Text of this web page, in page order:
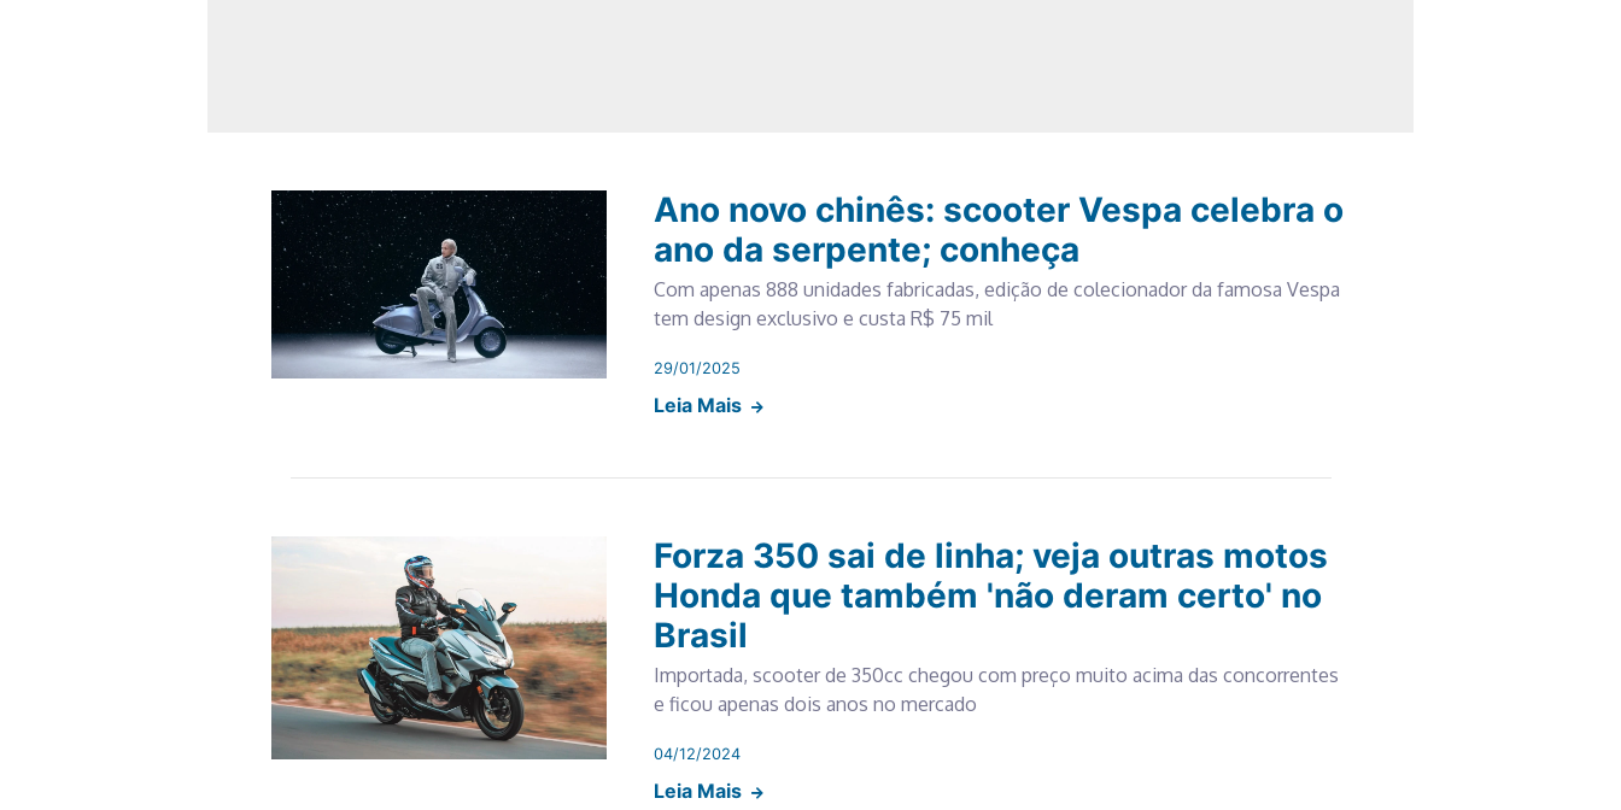
Ano novo chinês: scooter Vespa celebra o
ano da serpente; conheça
Com apenas 888 unidades fabricadas, edição de colecionador da famosa Vespa
tem design exclusivo e custa R$ 75 mil
29/01/2025
Leia Mais
Forza 350 sai de linha; veja outras motos
Honda que também 'não deram certo' no
Brasil
Importada, scooter de 350cc chegou com preço muito acima das concorrentes
e ficou apenas dois anos no mercado
04/12/2024
Leia Mais